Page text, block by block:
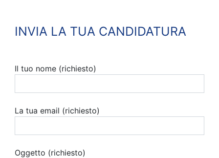
INVIA LA TUA CANDIDATURA
Il tuo nome (richiesto)
La tua email (richiesto)
Oggetto (richiesto)